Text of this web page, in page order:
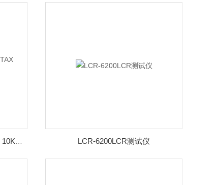
LCR-6200LCR测试仪